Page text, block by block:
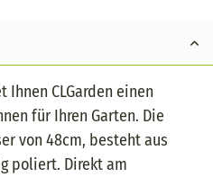
CLGarden einen
für Ihren Garten. Die
von 48cm, besteht aus
poliert. Direkt am